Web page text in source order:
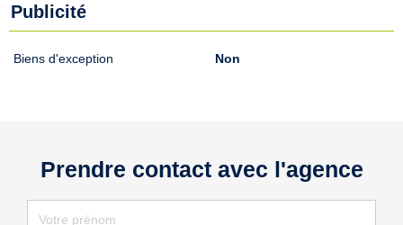
Publicité
Biens d'exception Non
Prendre contact avec l'agence